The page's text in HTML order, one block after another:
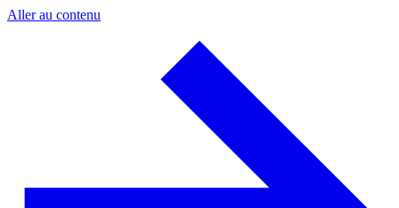
Aller au contenu